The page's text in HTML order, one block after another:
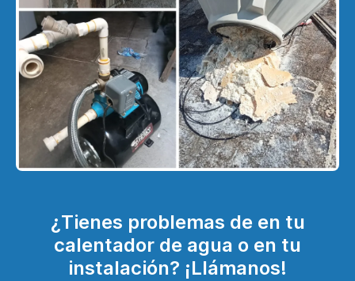
¿Tienes problemas de en tu
calentador de agua o en tu
instalación? ¡Llámanos!